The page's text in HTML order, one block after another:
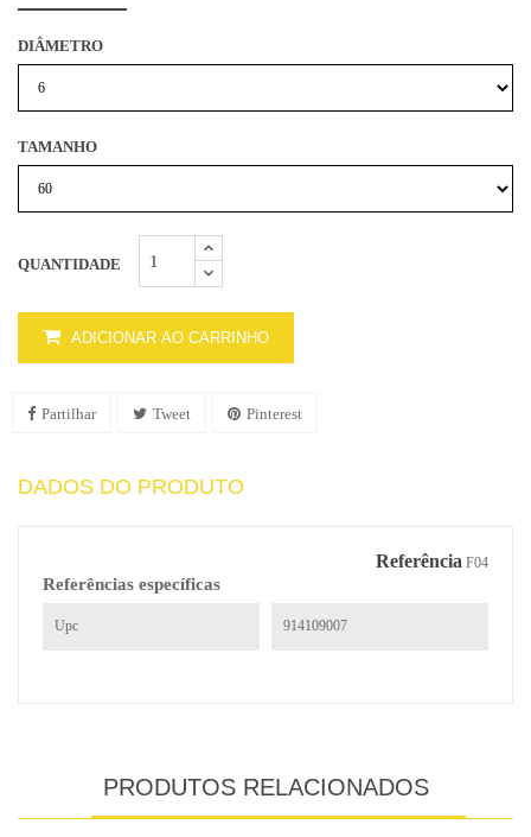
DIÂMETRO
TAMANHO
QUANTIDADE
ADICIONAR AO CARRINHO
Partilhar Tweet Pinterest
DADOS DO PRODUTO
Referência F04
Referências específicas
Upc 914109007
PRODUTOS RELACIONADOS